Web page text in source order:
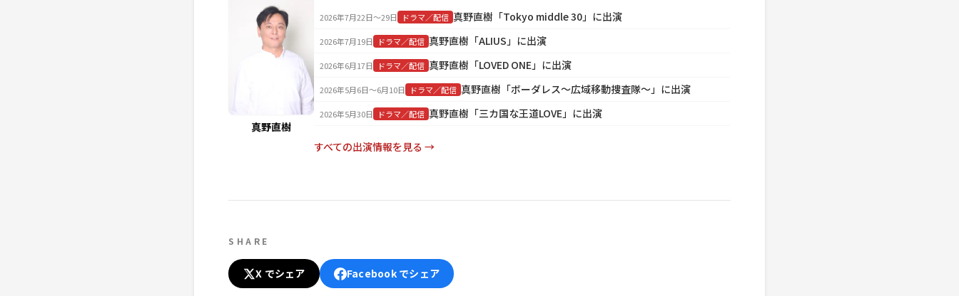
真野直樹
2026年7月22日〜29日 ドラマ／配信 真野直樹「Tokyo middle 30」に出演
2026年7月19日 ドラマ／配信 真野直樹「ALIUS」に出演
2026年6月17日 ドラマ／配信 真野直樹「LOVED ONE」に出演
2026年5月6日〜6月10日 ドラマ／配信 真野直樹「ボーダレス～広域移動捜査隊～」に出演
2026年5月30日 ドラマ／配信 真野直樹「三カ国な王道LOVE」に出演
すべての出演情報を見る →
SHARE
X でシェア Facebook でシェア